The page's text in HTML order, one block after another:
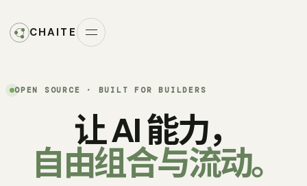
CHAITE
OPEN SOURCE · BUILT FOR BUILDERS
让 AI 能力，
自由组合与流动。